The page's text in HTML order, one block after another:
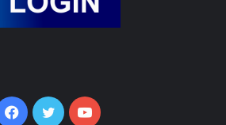
Facebook
TwitterYouTube